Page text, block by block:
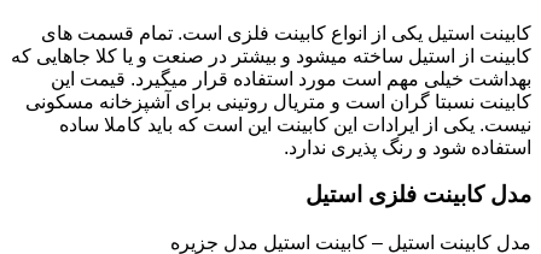
کابینت استیل یکی از انواع کابینت فلزی است. تمام قسمت های
کابینت از استیل ساخته میشود و بیشتر در صنعت و یا کلا جاهایی که
بهداشت خیلی مهم است مورد استفاده قرار میگیرد. قیمت این
کابینت نسبتا گران است و متریال روتینی برای آشپزخانه مسکونی
نیست. یکی از ایرادات این کابینت این است که باید کاملا ساده
استفاده شود و رنگ پذیری ندارد.
مدل کابینت فلزی استیل
مدل کابینت استیل – کابینت استیل مدل جزیره